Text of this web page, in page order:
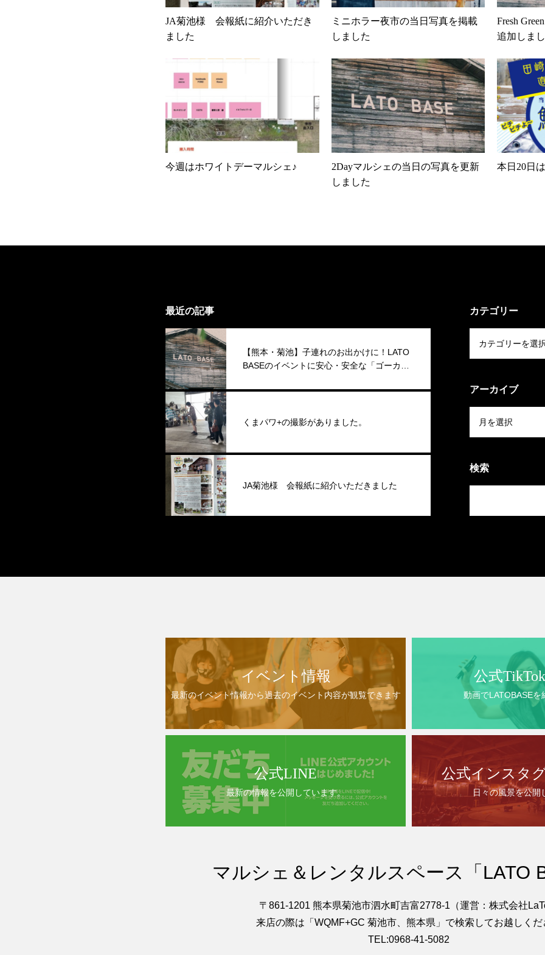
JA菊池様 会報紙に紹介いただき
ました
ミニホラー夜市の当日写真を掲載
しました
Fresh
追加しま
今週はホワイトデーマルシェ♪
2Dayマルシェの当日の写真を更新
しました
本日20日
最近の記事
【熊本・菊池】子連れのお出かけに！LATO
BASEのイベントに安心・安全な「ゴーカー
くまパワ+の撮影がありました。
JA菊池様 会報紙に紹介いただきました
カテゴリー
アーカイブ
検索
イベント情報
最新のイベント情報から過去のイベント内容が観覧できます
公式
動画でLATOBASEを
公式LINE
最新の情報を公開しています。
公式インスタ
日々の風景を公開
マルシェ＆レンタルスペース「LATO
〒861-1201 熊本県菊池市泗水町吉富2778-1（運営：株式会社
来店の際は「WQMF+GC 菊池市、熊本県」で検索してお越しくだ
TEL:0968-41-5082